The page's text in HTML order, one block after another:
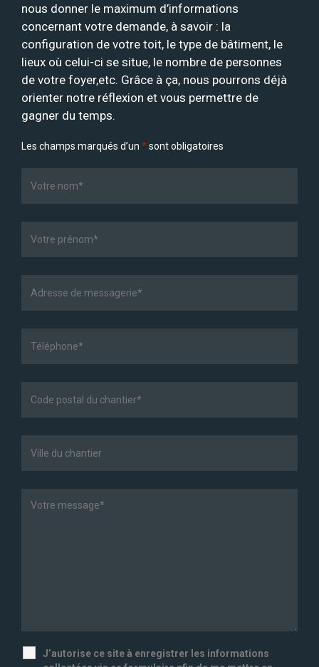
nous donner le maximum d’informations
concernant votre demande, à savoir : la
configuration de votre toit, le type de bâtiment, le
lieux où celui-ci se situe, le nombre de personnes
de votre foyer,etc. Grâce à ça, nous pourrons déjà
orienter notre réflexion et vous permettre de
gagner du temps.
Les champs marqués d’un *sont obligatoires
J’autorise ce site à enregistrer les informations